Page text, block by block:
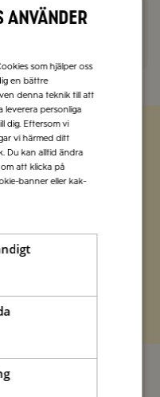
nyhetsbrev som
helgen med
använder
som hjälper oss
en bättre
denna teknik till att
leverera personliga
dig. Eftersom vi
vi härmed ditt
Du kan alltid ändra
att klicka på
banner eller kak-